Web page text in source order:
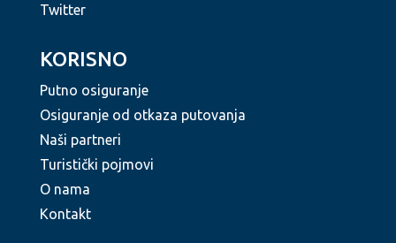
Twitter
KORISNO
Putno osiguranje
Osiguranje od otkaza putovanja
Naši partneri
Turistički pojmovi
O nama
Kontakt